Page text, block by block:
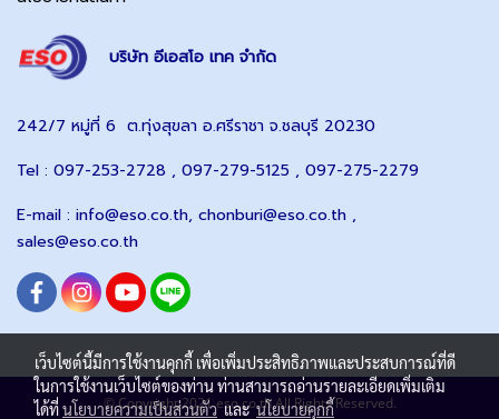
บริษัท อีเอสโอ เทค จำกัด
242/7 หมู่ที่ 6 ต.ทุ่งสุขลา อ.ศรีราชา จ.ชลบุรี 20230
Tel : 097-253-2728 , 097-279-5125 , 097-275-2279
E-mail : info@eso.co.th, chonburi@eso.co.th ,
sales@eso.co.th
© Copyright 2021 eso.co.th All Rights Reserved.
เว็บไซต์นี้มีการใช้งานคุกกี้ เพื่อเพิ่มประสิทธิภาพและประสบการณ์ที่ดี
ในการใช้งานเว็บไซต์ของท่าน ท่านสามารถอ่านรายละเอียดเพิ่มเติม
ได้ที่นโยบายความเป็นส่วนตัวและนโยบายคุกกี้